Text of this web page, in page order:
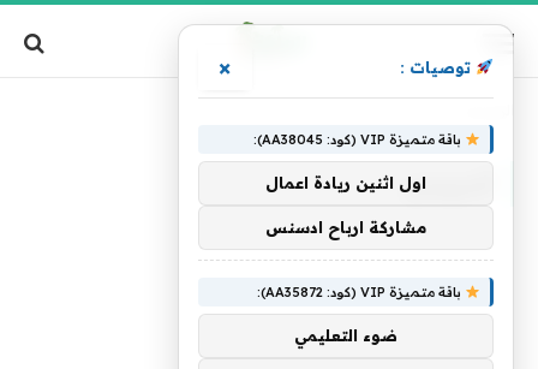
أندريسن
توصيات : ×
باقة متميزة VIP (كود: AA38045):
اول اثنين ريادة اعمال
مشاركة ارباح ادسنس
باقة متميزة VIP (كود: AA35872):
ضوء التعليمي